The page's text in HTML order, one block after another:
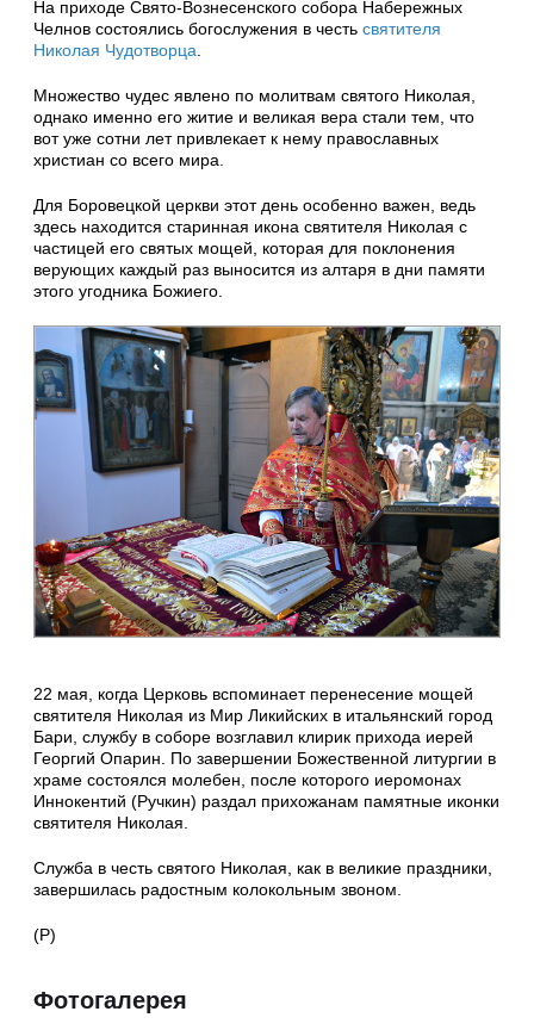
На приходе Свято-Вознесенского собора Набережных
Челнов состоялись богослужения в честь святителя
Николая Чудотворца
Множество чудес явлено по молитвам святого Николая,
однако именно его житие и великая вера стали тем, что
вот уже сотни лет привлекает к нему православных
христиан со всего мира.
Для Боровецкой церкви этот день особенно важен, ведь
здесь находится старинная икона святителя Николая с
частицей его святых мощей, которая для поклонения
верующих каждый раз выносится из алтаря в дни памяти
этого угодника Божиего.
22 мая, когда Церковь вспоминает перенесение мощей
святителя Николая из Мир Ликийских в итальянский город
Бари, службу в соборе возглавил клирик прихода иерей
Георгий Опарин. По завершении Божественной литургии в
храме состоялся молебен, после которого иеромонах
Иннокентий (Ручкин) раздал прихожанам памятные иконки
святителя Николая.
Служба в честь святого Николая, как в великие праздники,
завершилась радостным колокольным звоном.
(Р)
Фотогалерея